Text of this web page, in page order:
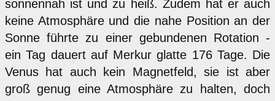
sonnennah ist und zu heiß. Zudem hat er auch
keine Atmosphäre und die nahe Position an der
Sonne führte zu einer gebundenen Rotation -
ein Tag dauert auf Merkur glatte 176 Tage. Die
Venus hat auch kein Magnetfeld, sie ist aber
groß genug eine Atmosphäre zu halten, doch